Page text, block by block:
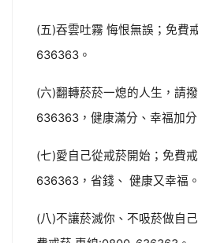
(五)吞雲吐霧 悔恨無誤；免費
636363。
(六)翻轉菸菸一熄的人生，請
636363，健康滿分、幸福加分
(七)愛自己從戒菸開始；免費
636363，省錢、 健康又幸福。
(八)不讓菸滅你、不吸菸做自